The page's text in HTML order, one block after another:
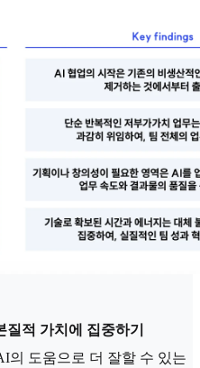
적 가치에 집중하기
의 도움으로 더 잘할 수 있는